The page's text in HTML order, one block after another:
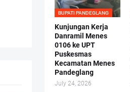
BUPATI PANDEGLANG
Kunjungan Kerja
Danramil Menes
0106 ke UPT
Puskesmas
Kecamatan Menes
Pandeglang
July 24, 2026